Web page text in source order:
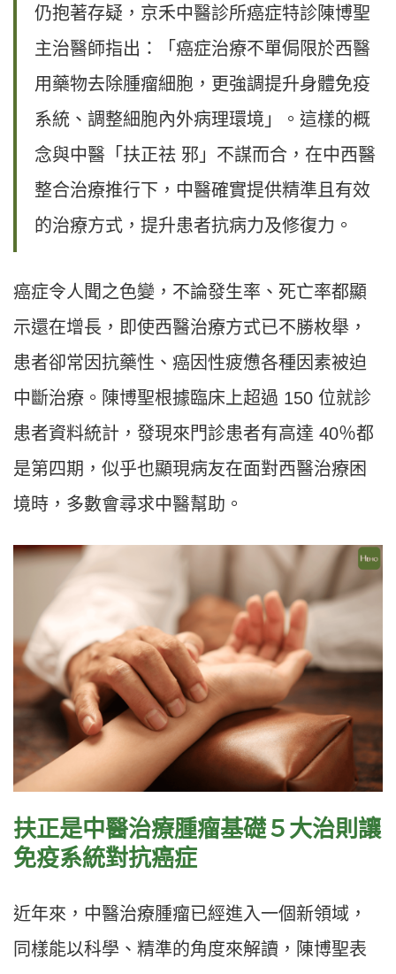
仍抱著存疑，京禾中醫診所癌症特診陳博聖
主治醫師指出：「癌症治療不單侷限於西醫
用藥物去除腫瘤細胞，更強調提升身體免疫
系統、調整細胞內外病理環境」。這樣的概
念與中醫「扶正祛 邪」不謀而合，在中西醫
整合治療推行下，中醫確實提供精準且有效
的治療方式，提升患者抗病力及修復力。
癌症令人聞之色變，不論發生率、死亡率都顯
示還在增長，即使西醫治療方式已不勝枚舉，
患者卻常因抗藥性、癌因性疲憊各種因素被迫
中斷治療。陳博聖根據臨床上超過 150 位就診
患者資料統計，發現來門診患者有高達 40％都
是第四期，似乎也顯現病友在面對西醫治療困
境時，多數會尋求中醫幫助。
扶正是中醫治療腫瘤基礎５大治則讓
免疫系統對抗癌症
近年來，中醫治療腫瘤已經進入一個新領域，
同樣能以科學、精準的角度來解讀，陳博聖表